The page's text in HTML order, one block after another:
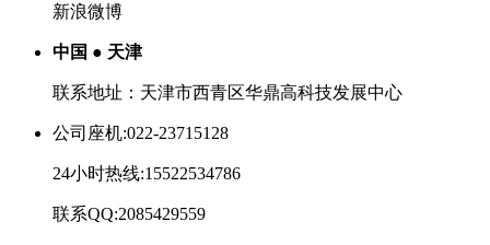
新浪微博
中国 ● 天津
联系地址：天津市西青区华鼎高科技发展中心
公司座机:022-23715128
24小时热线:15522534786
联系QQ:2085429559